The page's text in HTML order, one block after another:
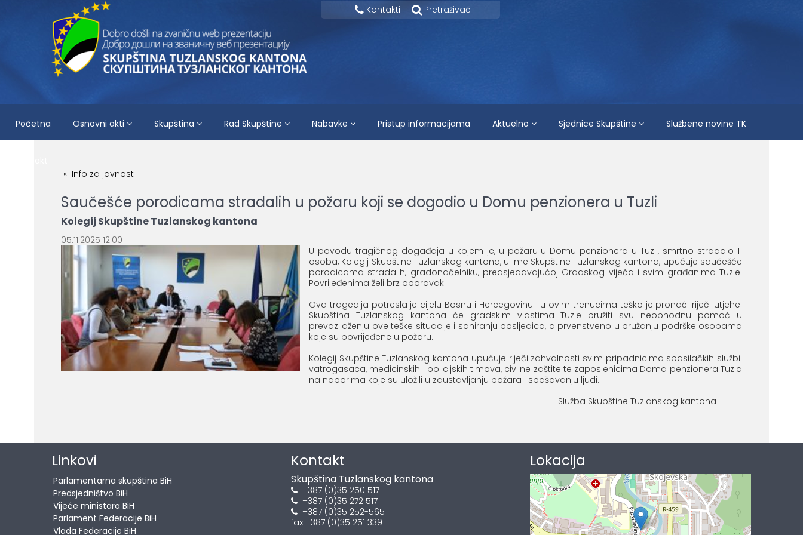
Kontakti Pretraživač
Početna Osnovni akti Skupština Rad Skupštine Nabavke Pristup informacijama Aktuelno Sjednice Skupštine Službene novine TK
Info za javnost
Saučešće porodicama stradalih u požaru koji se dogodio u Domu penzionera u Tuzli
Kolegij Skupštine Tuzlanskog kantona
05.11.2025 12:00
U povodu tragičnog događaja u kojem je, u požaru u Domu penzionera u Tuzli, smrtno stradalo 11
osoba, Kolegij Skupštine Tuzlanskog kantona, u ime Skupštine Tuzlanskog kantona, upućuje saučešće
porodicama stradalih, gradonačelniku, predsjedavajućoj Gradskog vijeća i svim građanima Tuzle.
Povrijeđenima želi brz oporavak.
Ova tragedija potresla je cijelu Bosnu i Hercegovinu i u ovim trenucima teško je pronaći riječi utjehe.
Skupština Tuzlanskog kantona će gradskim vlastima Tuzle pružiti svu neophodnu pomoć u
prevazilaženju ove teške situacije i saniranju posljedica, a prvenstveno u pružanju podrške osobama
koje su povrijeđene u požaru.
Kolegij Skupštine Tuzlanskog kantona upućuje riječi zahvalnosti svim pripadnicima spasilačkih službi:
vatrogasaca, medicinskih i policijskih timova, civilne zaštite te zaposlenicima Doma penzionera Tuzla
na naporima koje su uložili u zaustavljanju požara i spašavanju ljudi.
Služba Skupštine Tuzlanskog kantona
Linkovi
Parlamentarna skupština BiH
Predsjedništvo BiH
Vijeće ministara BiH
Parlament Federacije BiH
Vlada Federacije BiH
Kontakt
Skupština Tuzlanskog kantona
+387 (0)35 250 517
+387 (0)35 272 517
+387 (0)35 252-565
fax +387 (0)35 251 339
Lokacija